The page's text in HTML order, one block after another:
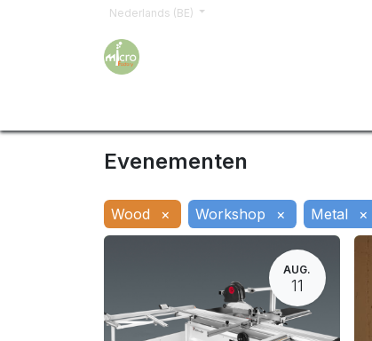
Nederlands (BE)
Evenementen
Wood × Workshop × Metal ×
AUG.
11